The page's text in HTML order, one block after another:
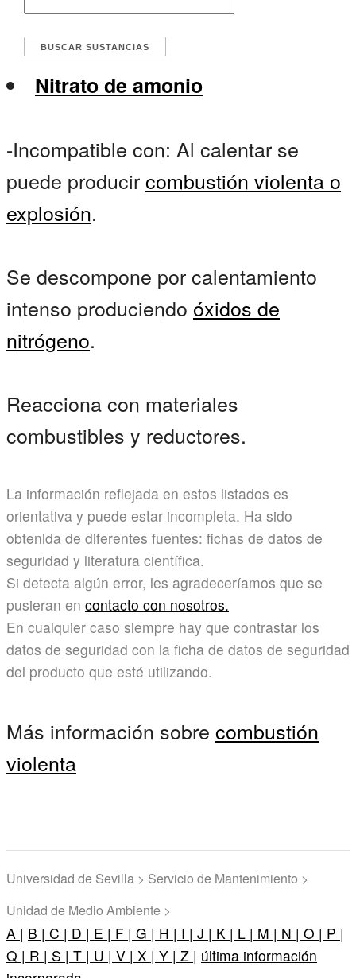
Nitrato de amonio
-Incompatible con: Al calentar se
puede producircombustión violenta o
explosión.
Se descompone por calentamiento
intenso produciendo óxidos de
nitrógeno.
Reacciona con materiales
combustibles y reductores.
La información reflejada en estos listados es
orientativa y puede estar incompleta. Ha sido
obtenida de diferentes fuentes: fichas de datos de
seguridad y literatura científica.
Si detecta algún error, les agradeceríamos que se
pusieran en contacto con nosotros.
En cualquier caso siempre hay que contrastar los
datos de seguridad con la ficha de datos de seguridad
del producto que esté utilizando.
Más información sobre combustión
violenta
Universidad de Sevilla > Servicio de Mantenimiento >
Unidad de Medio Ambiente >
A | B | C | D | E | F | G | H | I | J | K | L | M | N | O | P |
Q | R | S | T | U | V | X | Y | Z | última información